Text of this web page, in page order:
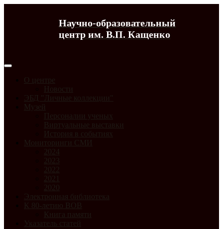
Научно-образовательный
центр им. В.П. Кащенко
О центре
Новости
ЭБД "Личные коллекции"
Музей
Персоналии ученых
Виртуальные выставки
История в событиях
Мониторинги СМИ
2024
2023
2022
2021
2020
Электронная библиотека
К 80-летию ВОВ
Книга памяти
Указатель статей